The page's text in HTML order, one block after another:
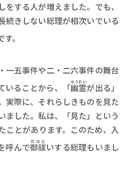
をする人が増えました。でも、
続きしない総理が相次いでいる
。
一五事件や二・二六事件の舞台
いることから、「幽霊
ゆうれいが出る」
実際に、それらしきものを見た
ました。私は、「見た」という
ことがあります。このため、入
呼んで御祓
おはら いする総理もいまし